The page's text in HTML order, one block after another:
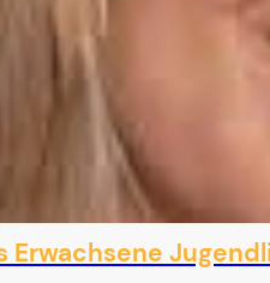
Erwachsene